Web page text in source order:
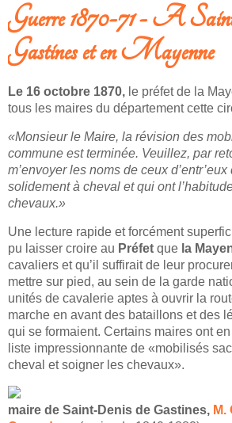
Guerre 1870-71 - A
Gastines et en Mayenne
Le 16 octobre 1870, le préfet de la
tous les maires du département cette
«Monsieur le Maire, la révision des
commune est terminée. Veuillez, par
m’envoyer les noms de ceux
solidement à cheval et qui ont
chevaux.»
Une lecture rapide et forcément
pu laisser croire au Préfet que la
cavaliers et qu’il suffirait de leur
mettre sur pied, au sein de la garde
unités de cavalerie aptes à ouvrir la
marche en avant des bataillons et des
qui se formaient. Certains maires ont
liste impressionnante de «mobilisés
cheval et soigner les chevaux».
maire de Saint-Denis de Gastines, M.